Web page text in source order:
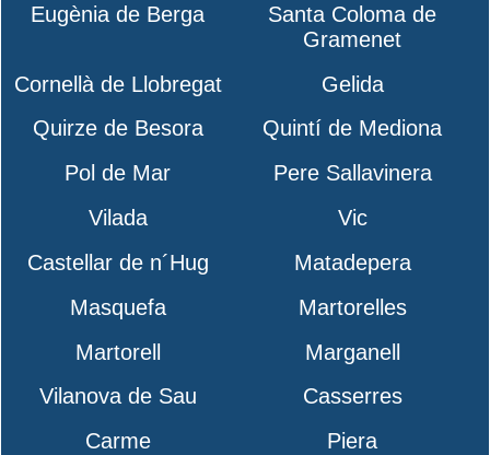
Eugènia de Berga
Santa Coloma de
Gramenet
Cornellà de Llobregat
Gelida
Quirze de Besora
Quintí de Mediona
Pol de Mar
Pere Sallavinera
Vilada
Vic
Castellar de n´Hug
Matadepera
Masquefa
Martorelles
Martorell
Marganell
Vilanova de Sau
Casserres
Carme
Piera